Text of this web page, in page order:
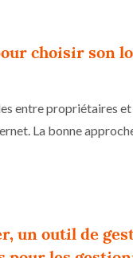
choisir son
entre propriétaires
La bonne
un outil de